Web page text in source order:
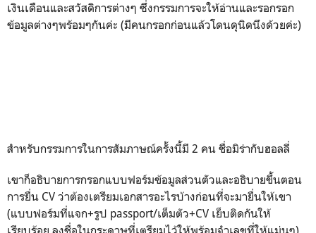
เงินเดือนและสวัสดิการต่างๆ ซึ่งกรรมการจะให้อ่านและรอกรอก
ข้อมูลต่างๆพร้อมๆกันค่ะ (มีคนกรอกก่อนแล้วโดนดุนิดนึงด้วยค่ะ)
สำหรับกรรมการในการสัมภาษณ์ครั้งนี้มี 2 คน ชื่อมิร่ากับฮอลลี่
เขาก็อธิบายการกรอกแบบฟอร์มข้อมูลส่วนตัวและอธิบายขึ้นตอน
การยื่น CV ว่าต้องเตรียมเอกสารอะไรบ้างก่อนที่จะมายื่นให้เขา
(แบบฟอร์มที่แจก+รูป passport/เต็มตัว+CV เย็บติดกันให้
เรียบร้อย ลงชื่อในกระดาษที่เตรียมไว้ให้พร้อมจำเลขที่ให้แม่นๆ)